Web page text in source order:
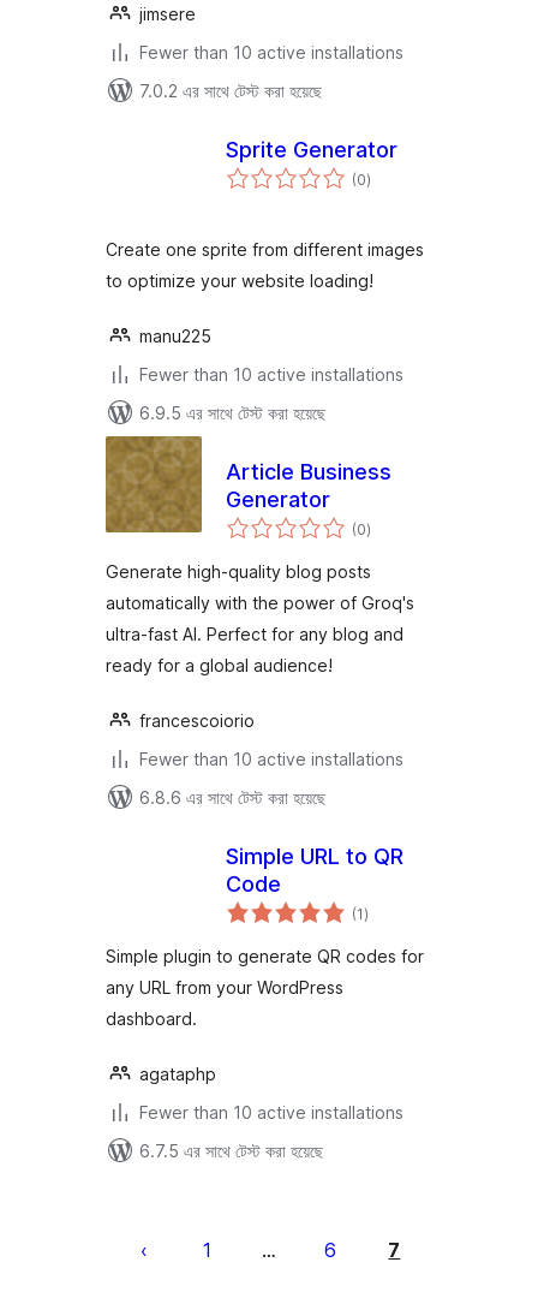
jimsere
Fewer than 10 active installations
7.0.2 এর সাথে টেস্ট করা হয়েছে
Sprite Generator
(0total
ratings
)
Create one sprite from different images
to optimize your website loading!
manu225
Fewer than 10 active installations
6.9.5 এর সাথে টেস্ট করা হয়েছে
Article Business
Generator
(0total
ratings
)
Generate high-quality blog posts
automatically with the power of Groq's
ultra-fast AI. Perfect for any blog and
ready for a global audience!
francescoiorio
Fewer than 10 active installations
6.8.6 এর সাথে টেস্ট করা হয়েছে
Simple URL to QR
Code
(1total
ratings
)
Simple plugin to generate QR codes for
any URL from your WordPress
dashboard.
agataphp
Fewer than 10 active installations
6.7.5 এর সাথে টেস্ট করা হয়েছে
পেজিনেশন
1 … 6 7